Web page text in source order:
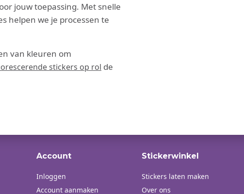
jouw toepassing. Met snelle
helpen we je processen te
van kleuren om
stickers op rol de
Account
Inloggen
Account aanmaken
Stickerwinkel
Stickers laten maken
Over ons